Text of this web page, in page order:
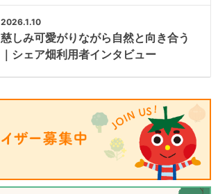
2026.1.10
慈しみ可愛がりながら自然と向き合う
｜シェア畑利用者インタビュー